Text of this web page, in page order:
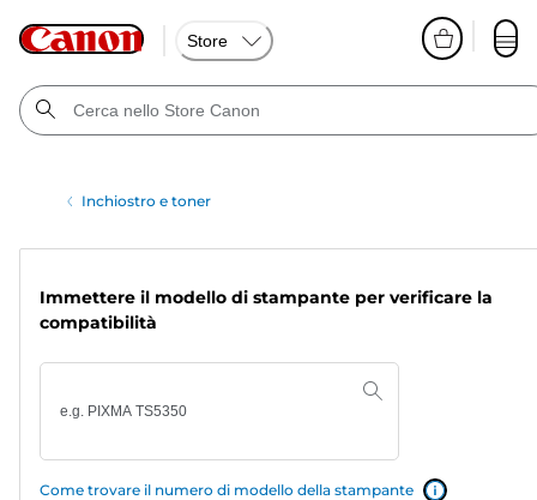
Store
Inchiostro e toner
Immettere il modello di stampante per verificare la
compatibilità
Come trovare il numero di modello della stampante